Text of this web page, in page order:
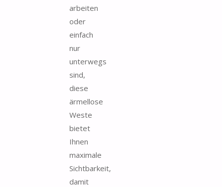
arbeiten
oder
einfach
nur
unterwegs
sind,
diese
ärmellose
Weste
bietet
Ihnen
maximale
Sichtbarkeit,
damit